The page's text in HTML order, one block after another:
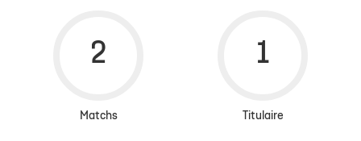
Matchs Titulaire